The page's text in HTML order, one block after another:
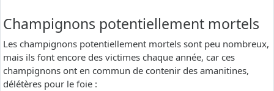
Champignons potentiellement mortels
Les champignons potentiellement mortels sont peu nombreux,
mais ils font encore des victimes chaque année, car ces
champignons ont en commun de contenir des amanitines,
délétères pour le foie :